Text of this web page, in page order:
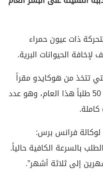
ذات عيون حمراء
الحيوانات البرية.
تتخذ من هوكايدو مقراً
لها وتصنع هذه الأجهزة، حوالي 50 طلباً هذا العام، وهو عدد
فرانس برس:
بالسرعة الكافية حالياً.
إلى ثلاثة أشهر”.